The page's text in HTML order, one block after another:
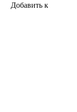
Добавить к